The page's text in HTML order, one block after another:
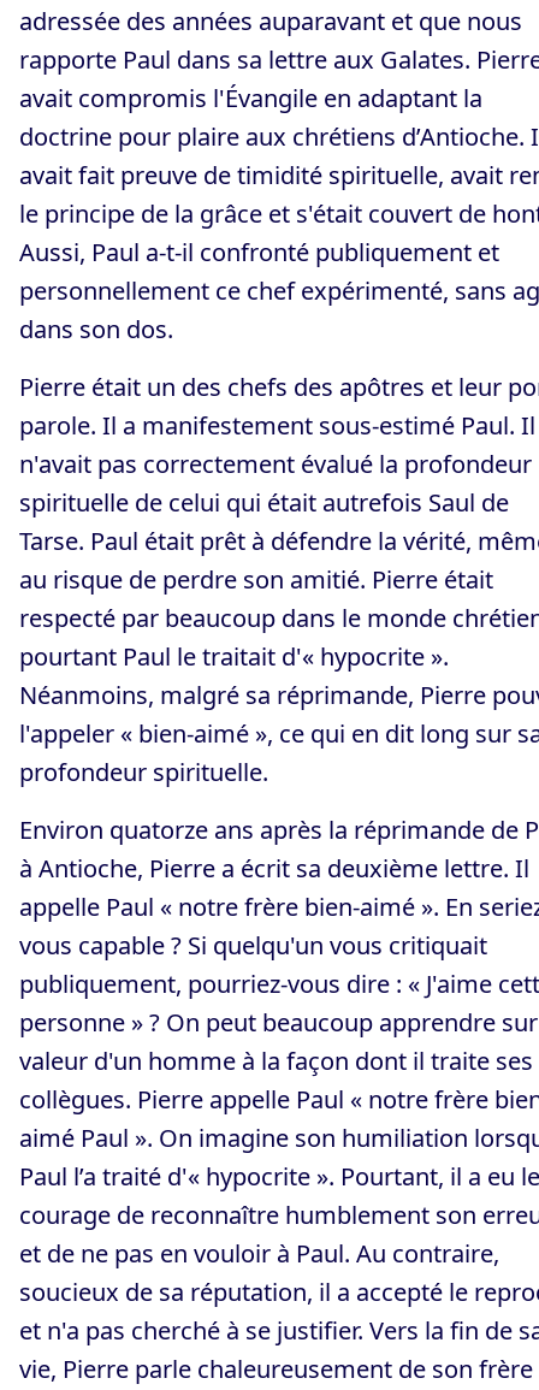
adressée des années auparavant et que nous
rapporte Paul dans sa lettre aux Galates.
avait compromis l'Évangile en adaptant la
doctrine pour plaire aux chrétiens d’Antioche.
avait fait preuve de timidité spirituelle, avait
le principe de la grâce et s'était couvert de
Aussi, Paul a-t-il confronté publiquement et
personnellement ce chef expérimenté, sans
dans son dos.
Pierre était un des chefs des apôtres et leur
parole. Il a manifestement sous-estimé Paul. Il
n'avait pas correctement évalué la profondeur
spirituelle de celui qui était autrefois Saul de
Tarse. Paul était prêt à défendre la vérité,
au risque de perdre son amitié. Pierre était
respecté par beaucoup dans le monde
pourtant Paul le traitait d'« hypocrite ».
Néanmoins, malgré sa réprimande, Pierre
l'appeler « bien-aimé », ce qui en dit long sur
profondeur spirituelle.
Environ quatorze ans après la réprimande de
à Antioche, Pierre a écrit sa deuxième lettre. Il
appelle Paul « notre frère bien-aimé ». En
vous capable ? Si quelqu'un vous critiquait
publiquement, pourriez-vous dire : « J'aime
personne » ? On peut beaucoup apprendre
valeur d'un homme à la façon dont il traite ses
collègues. Pierre appelle Paul « notre frère
aimé Paul ». On imagine son humiliation
Paul l’a traité d'« hypocrite ». Pourtant, il a eu le
courage de reconnaître humblement son
et de ne pas en vouloir à Paul. Au contraire,
soucieux de sa réputation, il a accepté le
et n'a pas cherché à se justifier. Vers la fin de
vie, Pierre parle chaleureusement de son frère